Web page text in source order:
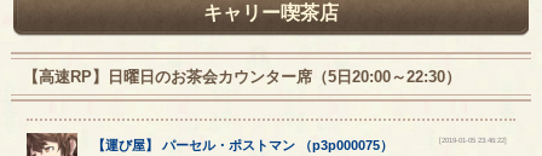
キャリー喫茶店
【高速RP】日曜日のお茶会カウンター席（5日20:00～22:30）
【運び屋】パーセル・ ポストマン （p3p000075） [2019-01-05 23:46:22]